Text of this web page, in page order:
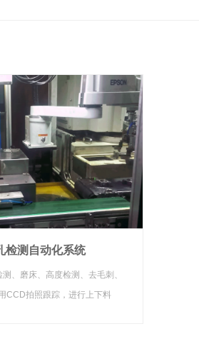
检测自动化系统
、磨床、高度检测、去毛刺、
CCD拍照跟踪，进行上下料